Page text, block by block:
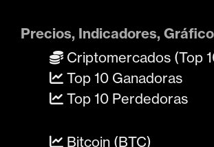
Precios, Indicadores,
Criptomercados (Top
Top 10 Ganadoras
Top 10 Perdedoras
Bitcoin (BTC)